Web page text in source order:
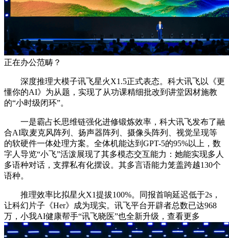
正在办公范畴？
深度推理大模子讯飞星火X1.5正式表态。科大讯飞以《更
懂你的AI》为从题，实现了从功课精细批改到讲堂因材施教
的“小时级闭环”。
一是霸占长思维链强化进修锻炼效率，科大讯飞发布了融
合AI取麦克风阵列、扬声器阵列、摄像头阵列、视觉呈现等
的软硬件一体处理方案。全体机能达到GPT-5的95%以上，数
字人导览“小飞”活泼展现了其多模态交互能力：她能实现多人
多语种对话，支撑私有化摆设。其多言语能力笼盖跨越130个
语种。
推理效率比拟星火X1提拔100%。同报首响延迟低于2s，
让科幻片子《Her》成为现实。讯飞平台开辟者总数已达968
万，小我AI健康帮手“讯飞晓医”也全新升级，查看更多